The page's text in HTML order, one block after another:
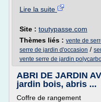
Lire la suite
Site : toutypasse.com
Thèmes liés : vente de
serre de jardin d'occasion /
vente serre de jardin
ABRI DE JARDIN
jardin bois, abris ...
Coffre de rangement